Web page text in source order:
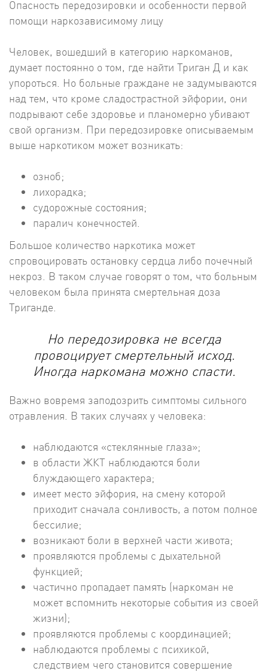
Опасность передозировки и особенности первой
помощи наркозависимому лицу
Человек, вошедший в категорию наркоманов,
думает постоянно о том, где найти Триган Д и как
упороться. Но больные граждане не задумываются
над тем, что кроме сладострастной эйфории, они
подрывают себе здоровье и планомерно убивают
свой организм. При передозировке описываемым
выше наркотиком может возникать:
озноб;
лихорадка;
судорожные состояния;
паралич конечностей.
Большое количество наркотика может
спровоцировать остановку сердца либо почечный
некроз. В таком случае говорят о том, что больным
человеком была принята смертельная доза
Триганде.
Но передозировка не всегда
провоцирует смертельный исход.
Иногда наркомана можно спасти.
Важно вовремя заподозрить симптомы сильного
отравления. В таких случаях у человека:
наблюдаются «стеклянные глаза»;
в области ЖКТ наблюдаются боли
блуждающего характера;
имеет место эйфория, на смену которой
приходит сначала сонливость, а потом полное
бессилие;
возникают боли в верхней части живота;
проявляются проблемы с дыхательной
функцией;
частично пропадает память (наркоман не
может вспомнить некоторые события из своей
жизни);
проявляются проблемы с координацией;
наблюдаются проблемы с психикой,
следствием чего становится совершение